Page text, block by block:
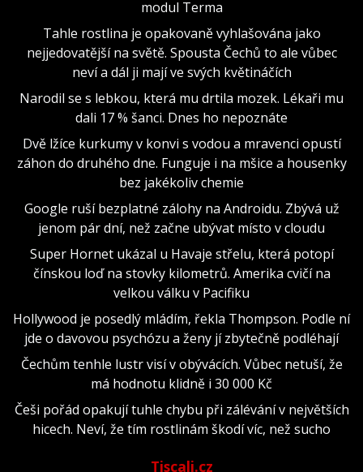
modul Terma
Tahle rostlina je opakovaně vyhlašována jako
nejjedovatější na světě. Spousta Čechů to ale vůbec
neví a dál ji mají ve svých květináčích
Narodil se s lebkou, která mu drtila mozek. Lékaři mu
dali 17 % šanci. Dnes ho nepoznáte
Dvě lžíce kurkumy v konvi s vodou a mravenci opustí
záhon do druhého dne. Funguje i na mšice a housenky
bez jakékoliv chemie
Google ruší bezplatné zálohy na Androidu. Zbývá už
jenom pár dní, než začne ubývat místo v cloudu
Super Hornet ukázal u Havaje střelu, která potopí
čínskou loď na stovky kilometrů. Amerika cvičí na
velkou válku v Pacifiku
Hollywood je posedlý mládím, řekla Thompson. Podle ní
jde o davovou psychózu a ženy jí zbytečně podléhají
Čechům tenhle lustr visí v obývácích. Vůbec netuší, že
má hodnotu klidně i 30 000 Kč
Češi pořád opakují tuhle chybu při zálévání v největších
hicech. Neví, že tím rostlinám škodí víc, než sucho
Tiscali.cz